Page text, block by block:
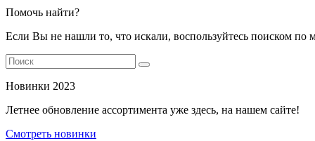
Помочь найти?
Если Вы не нашли то, что искали, воспользуйтесь поиском по
Новинки 2023
Летнее обновление ассортимента уже здесь, на нашем сайте!
Смотреть новинки